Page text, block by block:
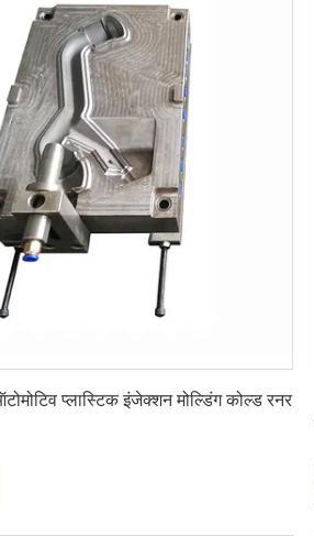
प्लास्टिक इंजेक्शन मोल्डिंग कोल्ड रनर